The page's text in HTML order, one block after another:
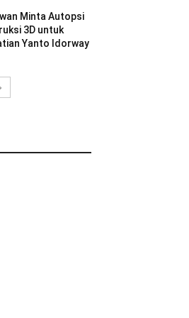
Minta Autopsi
3D untuk
Yanto Idorway